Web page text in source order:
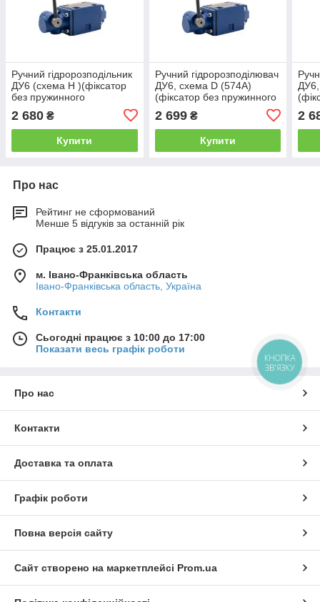
Ручний гідророзподільник
ДУ6 (схема Н )(фіксатор
без пружинного
2 680 ₴
Купити
Ручний гідророзподілювач
ДУ6, схема D (574A)
(фіксатор без пружинного
2 699₴
Купити
2
Про нас
Рейтинг не сформований
Менше 5 відгуків за останній рік
Працює з 25.01.2017
м. Івано-Франківська область
Івано-Франківська область, Україна
Контакти
Сьогодні працює з 10:00 до 17:00
Показати весь графік роботи
Про нас
Контакти
Доставка та оплата
Графік роботи
Повна версія сайту
Сайт створено на маркетплейсі Prom.ua
КНОПКА
ЗВ'ЯЗКУ